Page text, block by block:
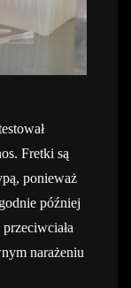
Fretki są
ponieważ
później
narażeniu